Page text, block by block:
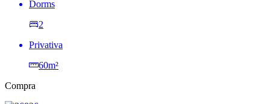
Dorms
2
Privativa
60m²
Compra